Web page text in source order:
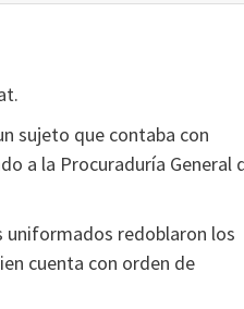
sujeto que contaba con
a la Procuraduría General
uniformados redoblaron los
cuenta con orden de